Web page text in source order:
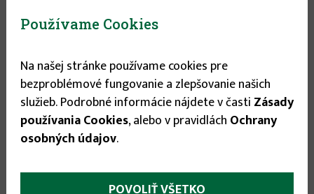
Stav tovaru: Nie je skladom
15.49 €
More
Popis(aktívna
Bez námahy upracete, zhrabete a zarovnáte –
Používame Cookies
Na našej stránke používame cookies pre
bezproblémové fungovanie a zlepšovanie našich
služieb. Podrobné informácie nájdete v časti Zásady
používania Cookies, alebo v pravidlách Ochrany
osobných údajov.
POVOLIŤ VŠETKO